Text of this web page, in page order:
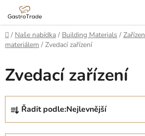
obsah
Domů
/ Naše nabídka / Building Materials /
materiálem / Zvedací zařízení
Zvedací zařízení
Ř
z
Řadit podle:Nejlevnější